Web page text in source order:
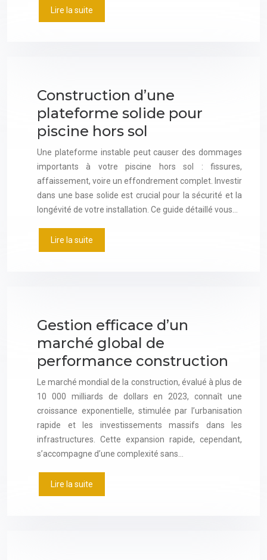
Lire la suite
Construction d’une
plateforme solide pour
piscine hors sol
Une plateforme instable peut causer des dommages
importants à votre piscine hors sol : fissures,
affaissement, voire un effondrement complet. Investir
dans une base solide est crucial pour la sécurité et la
longévité de votre installation. Ce guide détaillé vous…
Lire la suite
Gestion efficace d’un
marché global de
performance construction
Le marché mondial de la construction, évalué à plus de
10 000 milliards de dollars en 2023, connaît une
croissance exponentielle, stimulée par l’urbanisation
rapide et les investissements massifs dans les
infrastructures. Cette expansion rapide, cependant,
s’accompagne d’une complexité sans…
Lire la suite